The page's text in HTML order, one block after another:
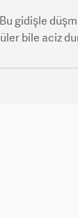
gidişle
bile aciz